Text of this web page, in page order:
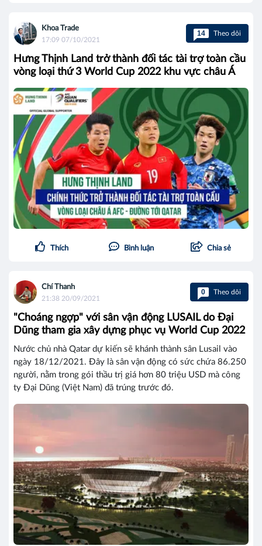
Khoa Trade
17:09 07/10/2021
14 Theo dõi
Hưng Thịnh Land trở thành đối tác tài trợ toàn cầu
vòng loại thứ 3 World Cup 2022 khu vực châu Á
Thích Bình luận Chia sẻ
Chí Thanh
21:38 20/09/2021
0 Theo dõi
"Choáng ngợp" với sân vận động LUSAIL do Đại
Dũng tham gia xây dựng phục vụ World Cup 2022
Nước chủ nhà Qatar dự kiến sẽ khánh thành sân Lusail vào
ngày 18/12/2021. Đây là sân vận động có sức chứa 86.250
người, nằm trong gói thầu trị giá hơn 80 triệu USD mà công
ty Đại Dũng (Việt Nam) đã trúng trước đó.